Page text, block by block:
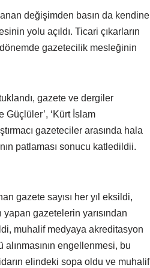
değişimden basın da kendine
yolu açıldı. Ticari çıkarların
gazetecilik mesleğinin
gazete ve dergiler
Güçlüler’, ‘Kürt İslam
gazeteciler arasında hala
patlaması sonucu katledildii.
gazete sayısı her yıl eksildi,
gazetelerin yarısından
muhalif medyaya akreditasyon
engellenmesi, bu
elindeki sopa oldu ve muhalif